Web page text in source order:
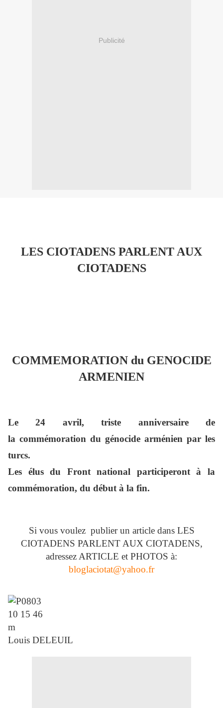
Publicité
LES CIOTADENS PARLENT AUX
CIOTADENS
COMMEMORATION du GENOCIDE
ARMENIEN
Le 24 avril, triste anniversaire de
la commémoration du génocide arménien par les
turcs.
Les élus du Front national participeront à la
commémoration, du début à la fin.
Si vous voulez publier un article dans LES
CIOTADENS PARLENT AUX CIOTADENS,
adressez ARTICLE et PHOTOS à:
bloglaciotat@yahoo.fr
Louis DELEUIL